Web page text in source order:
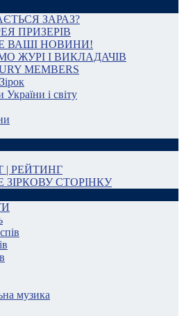
ЗАРАЗ?
ПРИЗЕРІВ
ВАШІ НОВИНИ!
ЖУРІ І ВИКЛАДАЧІВ
MEMBERS
і світу
| РЕЙТИНГ
СТОРІНКУ
музика